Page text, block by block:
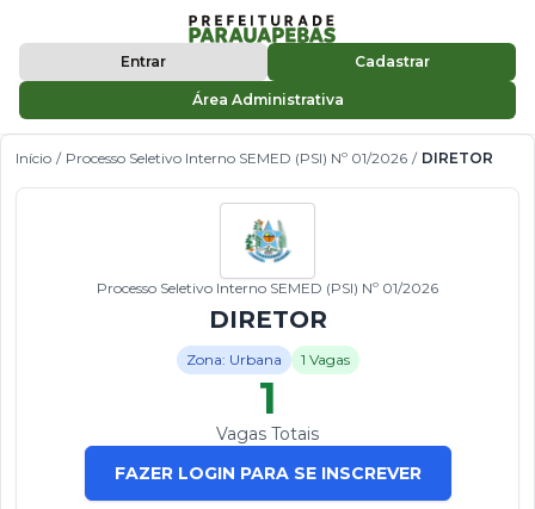
Entrar Cadastrar
Área Administrativa
Início / Processo Seletivo Interno SEMED (PSI) Nº 01/2026 / DIRETOR
Processo Seletivo Interno SEMED (PSI) Nº 01/2026
DIRETOR
Zona: Urbana 1 Vagas
1
Vagas Totais
FAZER LOGIN PARA SE INSCREVER